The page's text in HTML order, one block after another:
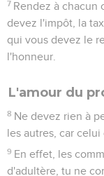
veut Jésus-Christ,
afin que tous
gloire au Dieu et
La Bonne
7 Accueillez-vous
a accueillis, pour la
8 J’affirme [en
serviteur des